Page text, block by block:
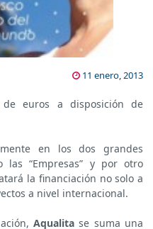
11 enero, 2013
euros a disposición de
en los dos grandes
“Empresas” y por otro
la financiación no solo a
a nivel internacional.
Aqualita se suma una